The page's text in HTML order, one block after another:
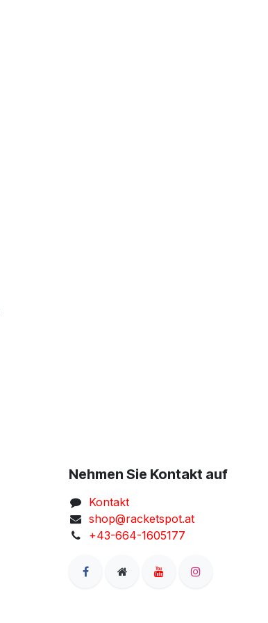
Nehmen Sie Kontakt auf
Kontakt
shop@racketspot.at
+43-664-1605177